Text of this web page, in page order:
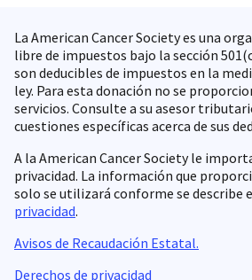
La American Cancer Society es una
libre de impuestos bajo la sección
son deducibles de impuestos en la
ley. Para esta donación no se
servicios. Consulte a su asesor
cuestiones específicas acerca de sus
A la American Cancer Society le
privacidad. La información que
solo se utilizará conforme se describe
privacidad.
Avisos de Recaudación Estatal.
Derechos de privacidad